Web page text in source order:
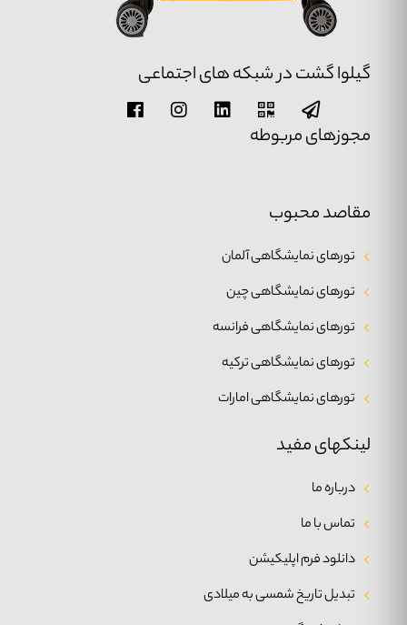
لینکهای مفید
درباره ما
تماس با ما
دانلود فرم اپلیکیشن
تبدیل تاریخ شمسی به میلادی
مقاصد محبوب
تورهای نمایشگاهی آلمان
تورهای نمایشگاهی چین
تورهای نمایشگاهی فرانسه
تورهای نمایشگاهی ترکیه
تورهای نمایشگاهی امارات
گیلوا گشت در شبکه های اجتماعی
مجوزهای مربوطه